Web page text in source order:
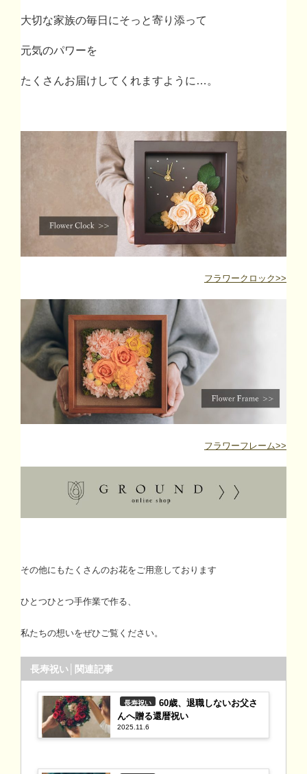
大切な家族の毎日にそっと寄り添って
元気のパワーを
たくさんお届けしてくれますように … 。
フラワークロック>>
フラワーフレーム>>
その他にもたくさんのお花をご用意しております
ひとつひとつ手作業で作る、
私たちの想いをぜひご覧ください。
長寿祝い│関連記事
長寿祝い
60歳、退職しないお父さ
んへ贈る還暦祝い
2025.11.6